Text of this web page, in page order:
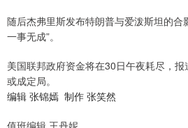
随后杰弗里斯发布特朗普与爱泼斯坦的合
一事无成”。
美国联邦政府资金将在30日午夜耗尽，
或成定局。
编辑 张锦嫣 制作 张笑然